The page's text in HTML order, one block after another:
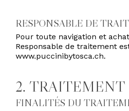
RESPONSABLE DE
Pour toute navigation et
Responsable de traitement
www.puccinibytosca.ch.
2. TRAITEMENT
FINALITÉS DU